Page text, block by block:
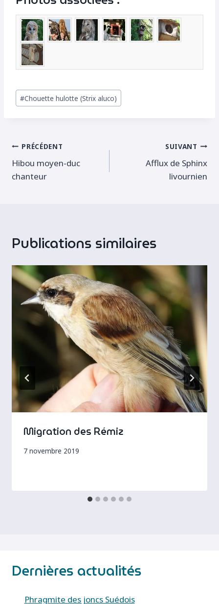
Étiquettes
de
#Chouette hulotte (Strix aluco)
Navigation
de
PRÉCÉDENT
Hibou moyen-duc
chanteur
SUIVANT
Afflux de Sphinx
livournien
Publications similaires
Migration des Rémiz
7 novembre 2019
Dernières actualités
Phragmite des joncs Suédois